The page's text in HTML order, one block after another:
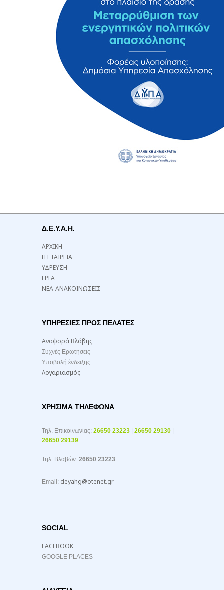
Δ.Ε.Υ.Α.Η.
ΑΡΧΙΚΗ
Η ΕΤΑΙΡΕΙΑ
ΥΔΡΕΥΣΗ
ΕΡΓΑ
ΝΕΑ-ΑΝΑΚΟΙΝΩΣΕΙΣ
ΥΠΗΡΕΣΙΕΣ ΠΡΟΣ ΠΕΛΑΤΕΣ
Αναφορά Βλάβης
Συχνές Ερωτήσεις
Υποβολή ένδειξης
Λογαριασμός
ΧΡΉΣΙΜΑ ΤΗΛΈΦΩΝΑ
Τηλ. Επικοινωνίας: 26650 23223 26650 29130
26650 29139
Τηλ. Βλαβών: 26650 23223
Email: deyahg@otenet.gr
SOCIAL
FACEBOOK
GOOGLE PLACES